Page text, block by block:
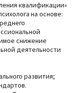
квалификации»
на основе:
снижение
деятельности
развития;